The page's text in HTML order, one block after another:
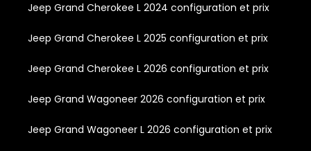
Jeep Grand Cherokee L 2024 configuration et prix
Jeep Grand Cherokee L 2025 configuration et prix
Jeep Grand Cherokee L 2026 configuration et prix
Jeep Grand Wagoneer 2026 configuration et prix
Jeep Grand Wagoneer L 2026 configuration et prix